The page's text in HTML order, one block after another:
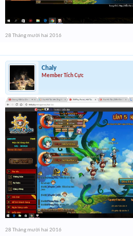
28 Tháng mười hai 2016
Chaly
Member Tích Cực
28 Tháng mười hai 2016